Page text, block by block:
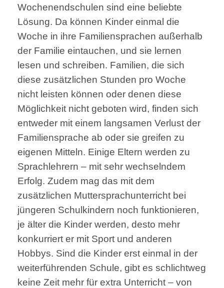
Wochenendschulen sind eine beliebte
Lösung. Da können Kinder einmal die
Woche in ihre Familiensprachen außerhalb
der Familie eintauchen, und sie lernen
lesen und schreiben. Familien, die sich
diese zusätzlichen Stunden pro Woche
nicht leisten können oder denen diese
Möglichkeit nicht geboten wird, finden sich
entweder mit einem langsamen Verlust der
Familiensprache ab oder sie greifen zu
eigenen Mitteln. Einige Eltern werden zu
Sprachlehrern – mit sehr wechselndem
Erfolg. Zudem mag das mit dem
zusätzlichen Muttersprachunterricht bei
jüngeren Schulkindern noch funktionieren,
je älter die Kinder werden, desto mehr
konkurriert er mit Sport und anderen
Hobbys. Sind die Kinder erst einmal in der
weiterführenden Schule, gibt es schlichtweg
keine Zeit mehr für extra Unterricht – von